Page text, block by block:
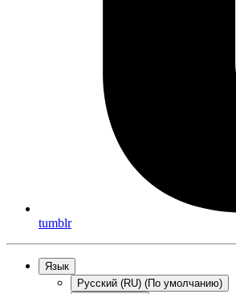
tumblr
Язык
Русский (RU) (По умолчанию)